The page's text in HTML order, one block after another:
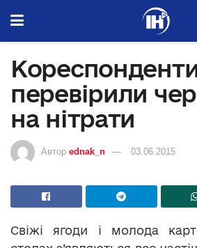
перевірили
на нітрати
Автор ednak_n 03.06.2015
Свіжі ягоди і молода